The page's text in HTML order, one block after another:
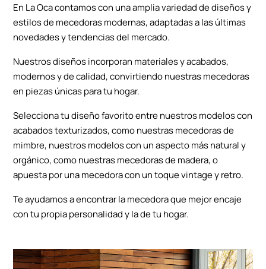
En La Oca contamos con una amplia variedad de diseños y
estilos de mecedoras modernas, adaptadas a las últimas
novedades y tendencias del mercado.
Nuestros diseños incorporan materiales y acabados,
modernos y de calidad, convirtiendo nuestras mecedoras
en piezas únicas para tu hogar.
Selecciona tu diseño favorito entre nuestros modelos con
acabados texturizados, como nuestras mecedoras de
mimbre, nuestros modelos con un aspecto más natural y
orgánico, como nuestras mecedoras de madera, o
apuesta por una mecedora con un toque vintage y retro.
Te ayudamos a encontrar la mecedora que mejor encaje
con tu propia personalidad y la de tu hogar.